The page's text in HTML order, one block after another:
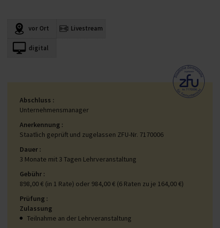
vor Ort Livestream
digital
Abschluss
Unternehmensmanager
Anerkennung
Staatlich geprüft und zugelassen ZFU-Nr. 7170006
Dauer
3 Monate mit 3 Tagen Lehrveranstaltung
Gebühr
898,00 € (in 1 Rate) oder 984,00 € (6 Raten zu je 164,00 €)
Prüfung
Zulassung
Teilnahme an der Lehrveranstaltung